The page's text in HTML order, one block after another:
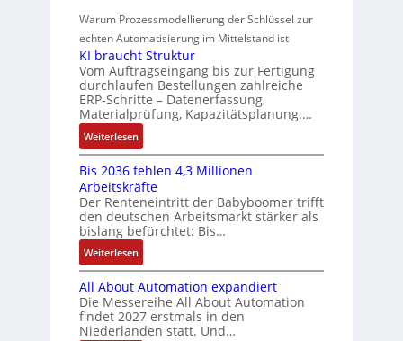
r
a
c
h
u
e
s
s
u
n
g
n
d
Z
u
s
a
n
d
s
o
i
n
F
a
n
u
c
C
N
C
-
S
y
s
t
e
m
u
n
g
b
e
s
t
ä
t
i
g
t
R
e
i
f
ü
r
m
u
l
v
a
r
i
a
b
l
e
S
t
e
a
h
t
l
o
s
e
I
n
t
e
g
r
a
t
i
o
n
v
Warum Prozessmodellierung der Schlüssel zur
echten Automatisierung im Mittelstand ist
KI braucht Struktur
Vom Auftragseingang bis zur Fertigung
durchlaufen Bestellungen zahlreiche
ERP-Schritte – Datenerfassung,
Materialprüfung, Kapazitätsplanung.…
Weiterlesen:
K
I
b
r
a
u
c
h
t
S
t
Bis 2036 fehlen 4,3 Millionen
Arbeitskräfte
Der Renteneintritt der Babyboomer trifft
den deutschen Arbeitsmarkt stärker als
bislang befürchtet: Bis…
Weiterlesen:
B
i
s
2
0
All About Automation expandiert
Die Messereihe All About Automation
findet 2027 erstmals in den
Niederlanden statt. Und…